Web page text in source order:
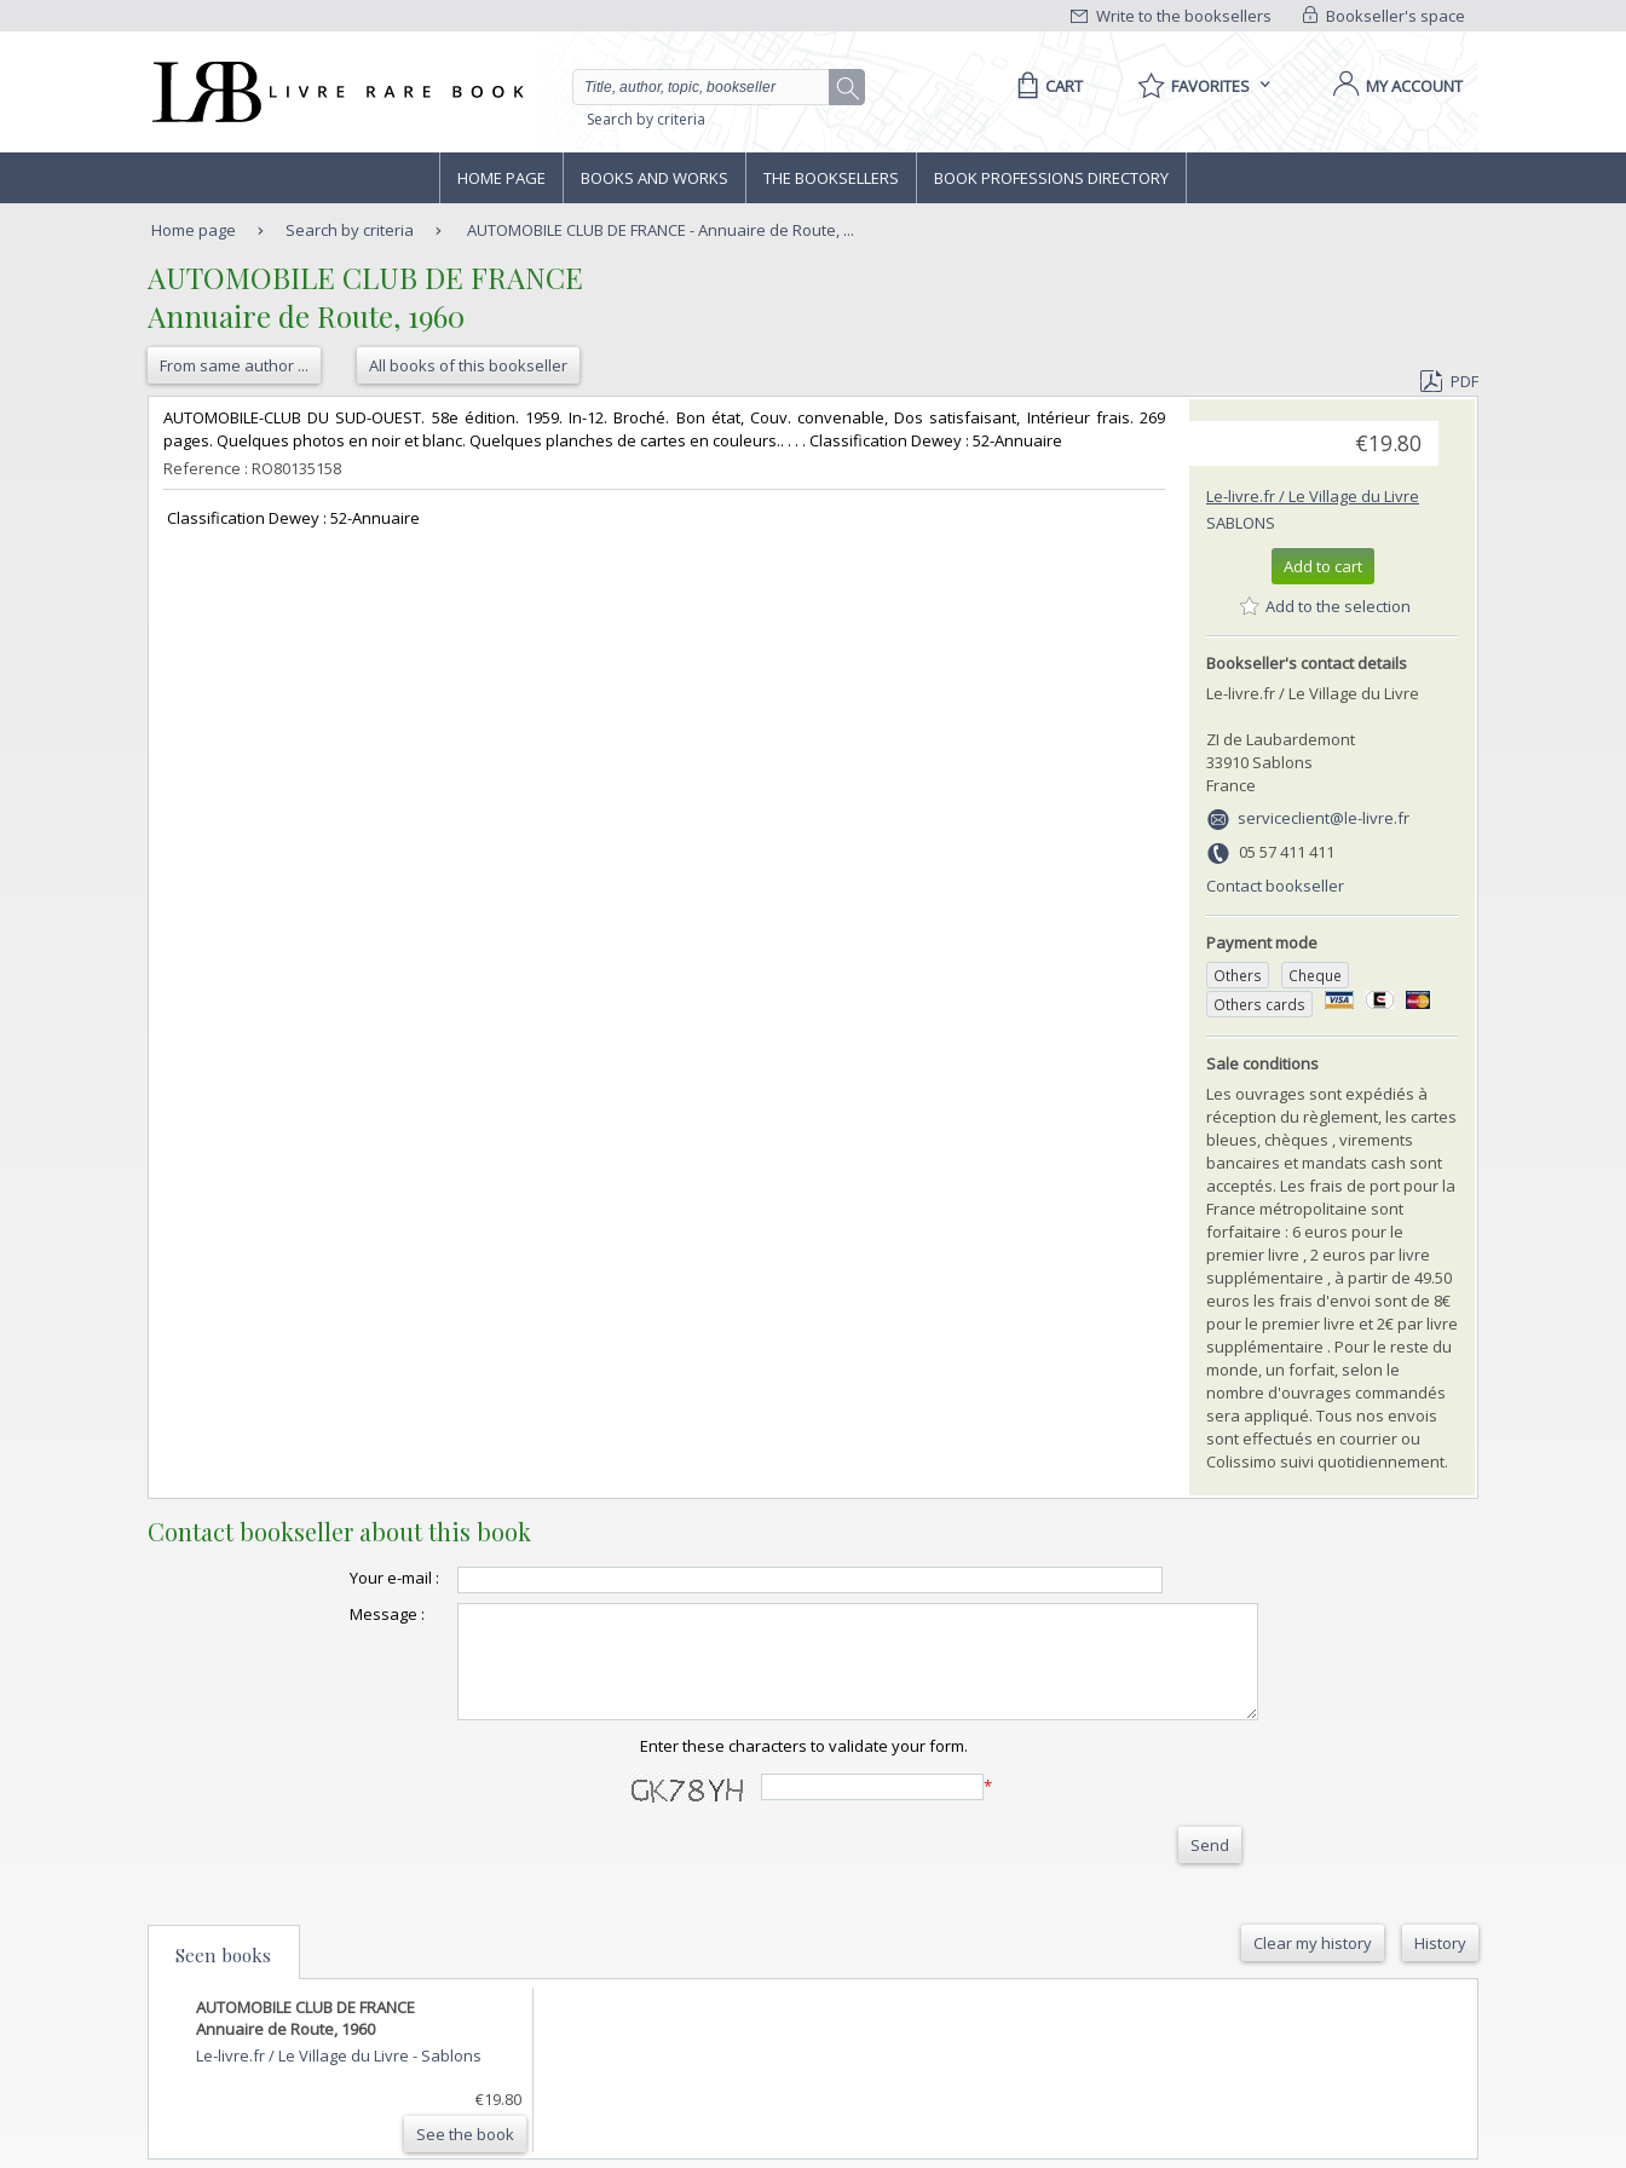
Bookseller's space
Write to the booksellers
Search by criteria
CART FAVORITES MY ACCOUNT
HOME PAGE BOOKS AND WORKS THE BOOKSELLERS BOOK PROFESSIONS DIRECTORY
Home page Search by criteria AUTOMOBILE CLUB DE FRANCE - Annuaire de Route, ...
‎AUTOMOBILE CLUB DE FRANCE‎
‎Annuaire de Route, 1960‎
From same author ... All books of this bookseller
PDF
‎AUTOMOBILE-CLUB DU SUD-OUEST. 58e édition. 1959. In-12. Broché. Bon état, Couv. convenable, Dos satisfaisant, Intérieur frais. 269
pages. Quelques photos en noir et blanc. Quelques planches de cartes en couleurs.. . . . Classification Dewey : 52-Annuaire‎
Reference : RO80135158
‎ Classification Dewey : 52-Annuaire‎
€19.80
Le-livre.fr / Le Village du Livre
SABLONS
Add to cart
Add to the selection
Bookseller's contact details
Le-livre.fr / Le Village du Livre
ZI de Laubardemont
33910 Sablons
France
serviceclient@le-livre.fr
05 57 411 411
Contact bookseller
Payment mode
Others
Cheque
Others cards
Sale conditions
Les ouvrages sont expédiés à
réception du règlement, les cartes
bleues, chèques , virements
bancaires et mandats cash sont
acceptés. Les frais de port pour la
France métropolitaine sont
forfaitaire : 6 euros pour le
premier livre , 2 euros par livre
supplémentaire , à partir de 49.50
euros les frais d'envoi sont de 8€
pour le premier livre et 2€ par livre
supplémentaire . Pour le reste du
monde, un forfait, selon le
nombre d'ouvrages commandés
sera appliqué. Tous nos envois
sont effectués en courrier ou
Colissimo suivi quotidiennement.
Contact bookseller about this book
Your e-mail :
Message :
Enter these characters to validate your form.
*
Send
Seen books Clear my history History
AUTOMOBILE CLUB DE FRANCE
Annuaire de Route, 1960
Le-livre.fr / Le Village du Livre - Sablons
€19.80
See the book